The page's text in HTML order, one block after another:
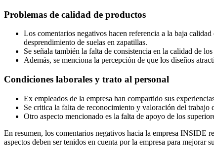
Problemas de calidad de productos
Los comentarios negativos hacen referencia a la baja
desprendimiento de suelas en zapatillas.
Se señala también la falta de consistencia en la calidad de
Además, se menciona la percepción de que los diseños
Condiciones laborales y trato al personal
Ex empleados de la empresa han compartido sus
Se critica la falta de reconocimiento y valoración del trabajo
Otro aspecto mencionado es la falta de apoyo de los
En resumen, los comentarios negativos hacia la empresa INSIDE
aspectos deben ser tenidos en cuenta por la empresa para mejorar